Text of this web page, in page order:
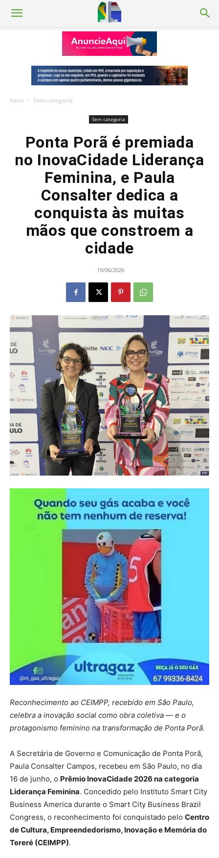
Início Sem categoria
Sem categoria
Ponta Porã é premiada
no InovaCidade Liderança
Feminina, e Paula
Consalter dedica a
conquista às muitas
mãos que constroem a
cidade
19/06/2026
Reconhecimento ao CEIMPP, recebido em São Paulo,
celebra a inovação social como obra coletiva — e o
protagonismo feminino na transformação de Ponta Porã.
A Secretária de Governo e Comunicação de Ponta Porã,
Paula Consalter Campos, recebeu em São Paulo, no dia
16 de junho, o Prêmio InovaCidade 2026 na categoria
Liderança Feminina. Concedido pelo Instituto Smart City
Business America durante o Smart City Business Brazil
Congress, o reconhecimento foi conquistado pelo Centro
de Cultura, Empreendedorismo, Inovação e Memória do
Tereré (CEIMPP).